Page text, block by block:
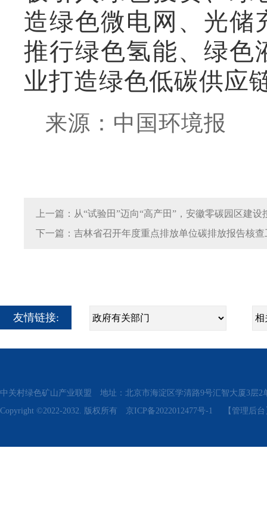
造绿色微电网、光储
推行绿色氢能、绿色
业打造绿色低碳供应
来源：中国环境报
上一篇：从“试验田”迈向“高产田”，安徽零碳园区建设
下一篇：吉林省召开年度重点排放单位碳排放报告核
友情链接:
中关村绿色矿山产业联盟 地址：北京市海淀区学清路9号汇智大厦3层
Copyright ©2022-2032. 版权所有 京ICP备2022012477号-1 【管理后